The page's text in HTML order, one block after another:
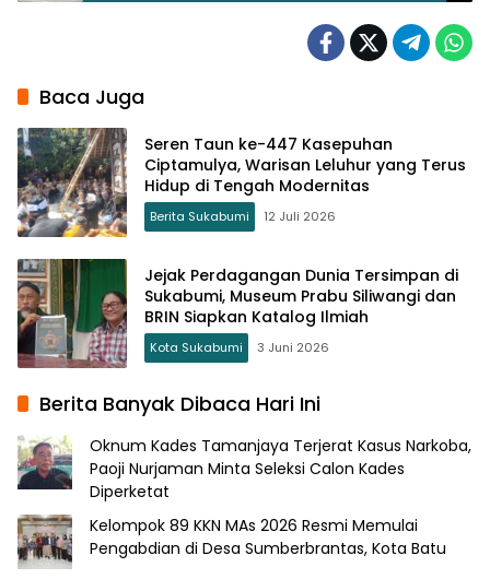
Baca Juga
Seren Taun ke-447 Kasepuhan
Ciptamulya, Warisan Leluhur yang Terus
Hidup di Tengah Modernitas
Berita Sukabumi 12 Juli 2026
Jejak Perdagangan Dunia Tersimpan di
Sukabumi, Museum Prabu Siliwangi dan
BRIN Siapkan Katalog Ilmiah
Kota Sukabumi 3 Juni 2026
Berita Banyak Dibaca Hari Ini
Oknum Kades Tamanjaya Terjerat Kasus Narkoba,
Paoji Nurjaman Minta Seleksi Calon Kades
Diperketat
Kelompok 89 KKN MAs 2026 Resmi Memulai
Pengabdian di Desa Sumberbrantas, Kota Batu